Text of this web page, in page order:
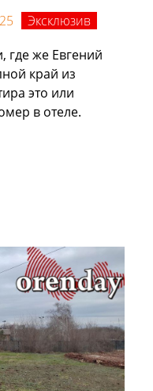
25
Эксклюзив
где же Евгений
край из
это или
в отеле.